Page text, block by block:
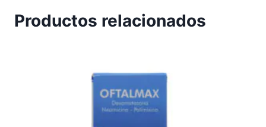
Productos relacionados